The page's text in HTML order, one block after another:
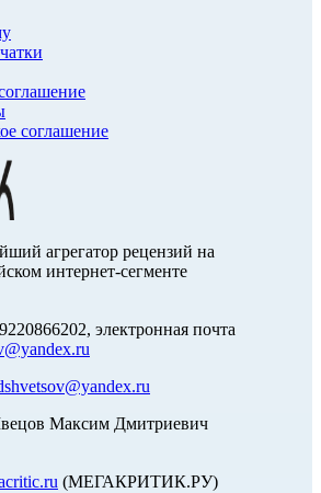
соглашение
агрегатор рецензий на
интернет-сегменте
электронная почта
Максим Дмитриевич
(МЕГАКРИТИК.РУ)